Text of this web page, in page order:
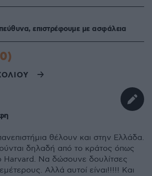
επιστρέφουμε με ασφάλεια
θέλουν και στην Ελλάδα.
δηλαδή από το κράτος όπως
Harvard. Να δώσουνε δουλίτσες
Αλλά αυτοί είναι!!!!! Και